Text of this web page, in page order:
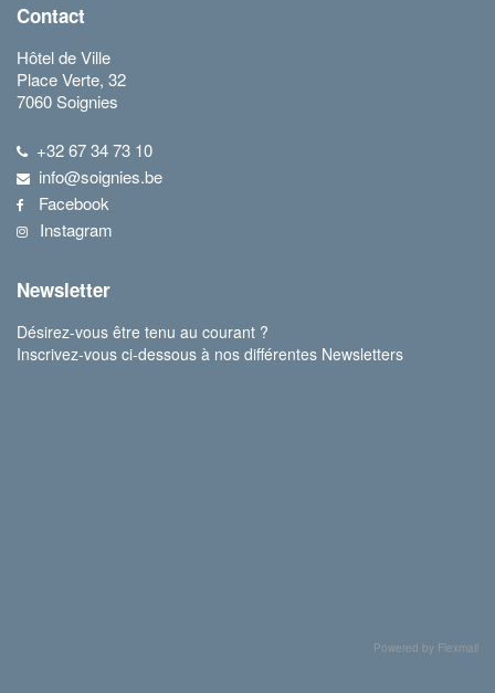
Contact
Hôtel de Ville
Place Verte, 32
7060 Soignies
+32 67 34 73 10
info@soignies.be
Facebook
Instagram
Newsletter
Désirez-vous être tenu au courant ?
Inscrivez-vous ci-dessous à nos différentes Newsletters
Powered by Flexmail